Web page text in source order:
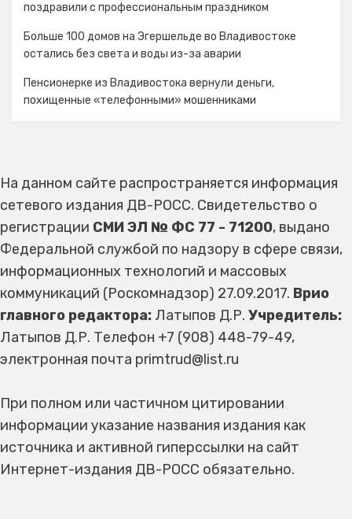
поздравили с профессиональным праздником
Больше 100 домов на Эгершельде во Владивостоке
остались без света и воды из-за аварии
Пенсионерке из Владивостока вернули деньги,
похищенные «телефонными» мошенниками
На данном сайте распространяется информация
сетевого издания ДВ-РОСС. Свидетельство о
регистрации СМИ ЭЛ № ФС 77 - 71200, выдано
Федеральной службой по надзору в сфере связи,
информационных технологий и массовых
коммуникаций (Роскомнадзор) 27.09.2017. Врио
главного редактора: Латыпов Д.Р. Учредитель:
Латыпов Д.Р. Телефон +7 (908) 448-79-49,
электронная почта primtrud@list.ru
При полном или частичном цитировании
информации указание названия издания как
источника и активной гиперссылки на сайт
Интернет-издания ДВ-РОСС обязательно.